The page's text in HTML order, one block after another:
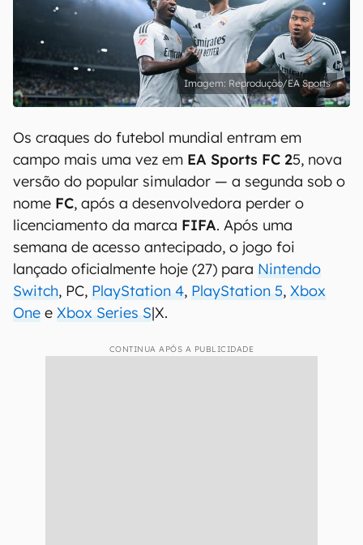
Reprodução/EA Sports
Os craques do futebol mundial entram em
campo mais uma vez em EA Sports FC 25, nova
versão do popular simulador — a segunda sob o
nome FC, após a desenvolvedora perder o
licenciamento da marca FIFA. Após uma
semana de acesso antecipado, o jogo foi
lançado oficialmente hoje (27) para Nintendo
Switch, PC, PlayStation 4, PlayStation 5, Xbox
One e Xbox Series S|X.
CONTINUA APÓS A PUBLICIDADE